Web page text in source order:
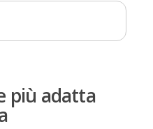
più adatta